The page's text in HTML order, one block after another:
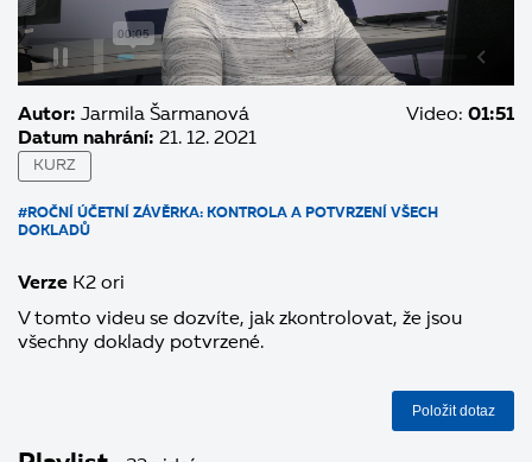
Autor: Jarmila Šarmanová
Datum nahrání: 21. 12. 2021
Video: 01:51
KURZ
#ROČNÍ ÚČETNÍ ZÁVĚRKA: KONTROLA A POTVRZENÍ VŠECH
DOKLADŮ
Verze K2 ori
V tomto videu se dozvíte, jak zkontrolovat, že jsou
všechny doklady potvrzené.
Položit dotaz